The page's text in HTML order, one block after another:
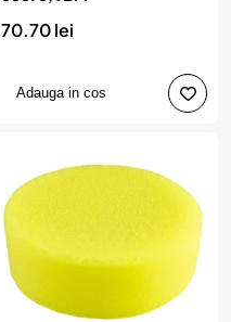
70.70 lei
Adauga in cos